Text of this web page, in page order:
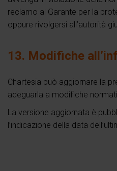
reclamo al Garante per la
oppure rivolgersi all’autorità
13. Modifiche
Chartesia può aggiornare la
adeguarla a modifiche
La versione aggiornata è
l’indicazione della data